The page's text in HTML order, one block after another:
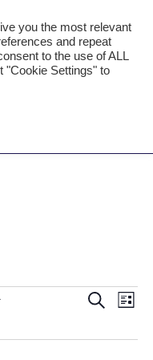
Suche
SUCHE
LISTE
you the most relevant
and repeat
to the use of ALL
"Cookie Settings" to